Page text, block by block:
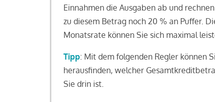
Einnahmen die Ausgaben ab und
zu diesem Betrag noch 20 % an Puffer.
Monatsrate können Sie sich maximal
Tipp: Mit dem folgenden Regler können
herausfinden, welcher
Sie drin ist.